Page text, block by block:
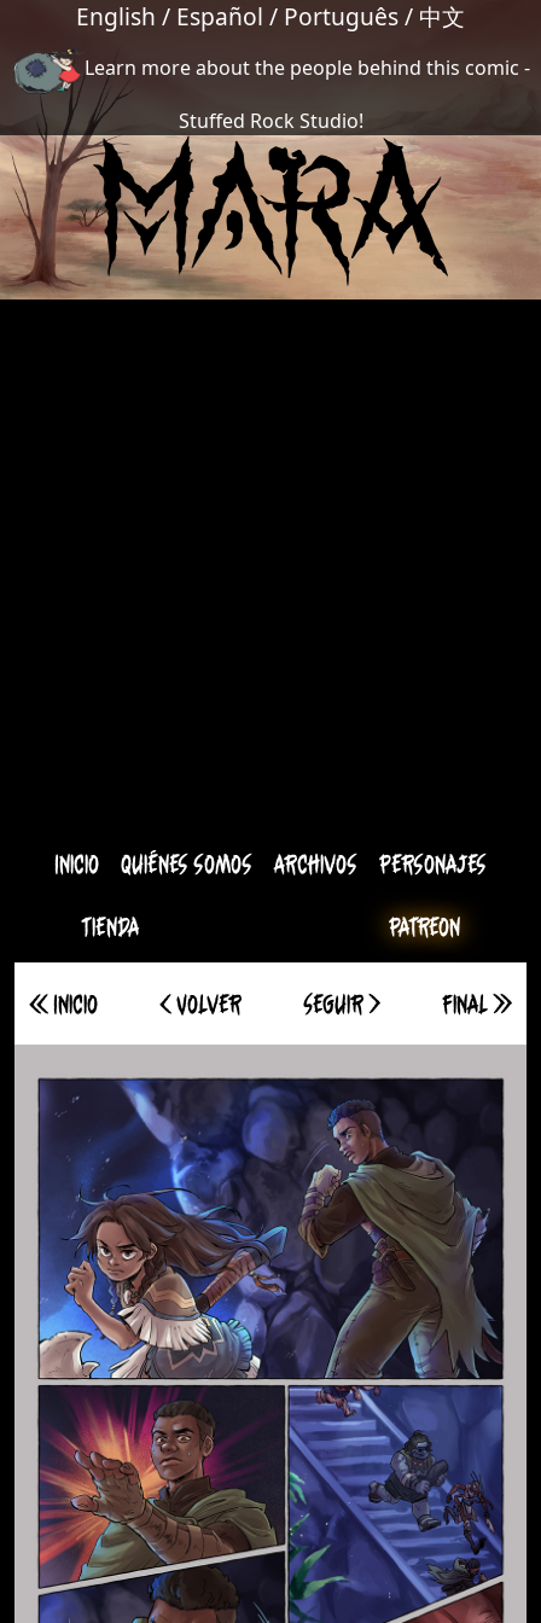
English / Español / Português/ 中文
Learn more about the people behind this comic -
Stuffed Rock Studio!
Inicio Quiénes somos Archivos Personajes
Tienda Patreon
<< Inicio < Volver Seguir > Final >>